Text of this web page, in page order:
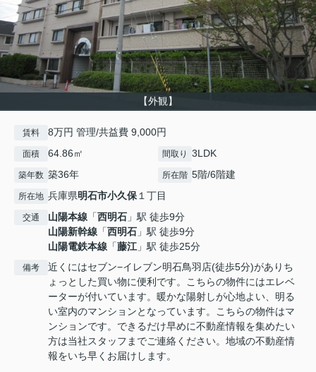
【外観】
賃料 8万円 管理/共益費 9,000円
面積 64.86㎡ 間取り 3LDK
築年数 築36年 所在階 5階/6階建
所在地 兵庫県明石市小久保１丁目
交通 山陽本線 「西明石 」駅 徒歩9分
山陽新幹線 「西明石 」駅 徒歩9分
山陽電鉄本線 「藤江」駅 徒歩25分
備考
近くにはセブン−イレブン明石鳥羽店(徒歩5分)がありち
ょっとした買い物に便利です。こちらの物件にはエレベ
ーターが付いています。暖かな陽射しが心地よい、明る
い室内のマンションとなっています。こちらの物件はマ
ンションです。できるだけ早めに不動産情報を集めたい
方は当社スタッフまでご連絡ください。地域の不動産情
報をいち早くお届けします。